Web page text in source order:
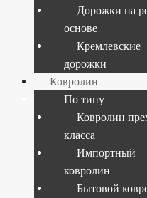
› Products
Ковер Shaggy Lama
Ковер
1.2×1.7
Дорожки на
основе
Кремлевские
дорожки
Ковролин
По типу
Ковролин
класса
Импортный
ковролин
Бытовой